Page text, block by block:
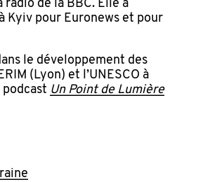
de la BBC. Elle a
Kyiv pour Euronews et pour
le développement des
(Lyon) et l’UNESCO à
Un Point de Lumière